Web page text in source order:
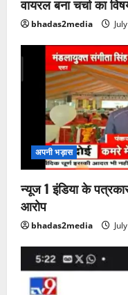
वायरल बना चर्चा का
bhadas2media
अपनी भड़ास
न्यूज 1 इंडिया के
आरोप
bhadas2media